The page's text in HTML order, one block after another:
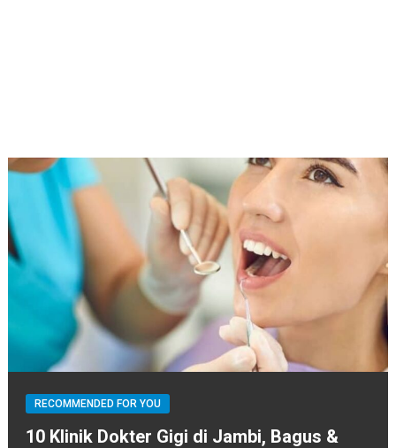
RECOMMENDED FOR YOU
10 Klinik Dokter Gigi di Jambi, Bagus &